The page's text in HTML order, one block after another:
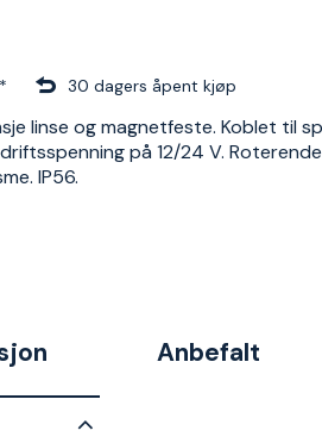
30 dagers åpent kjøp
linse og magnetfeste. Koblet til
på 12/24 V. Roterende
IP56.
Anbefalt